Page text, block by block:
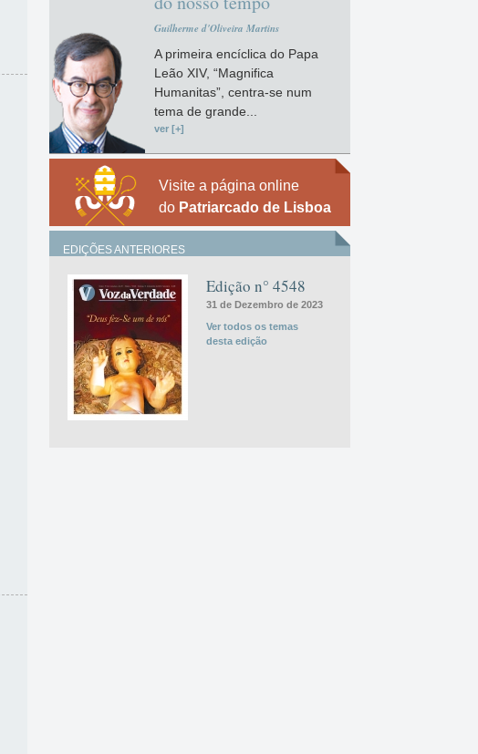
Guilherme d'Oliveira Martins
A primeira encíclica do Papa
Leão XIV, “Magnifica
Humanitas”, centra-se num
tema de grande...
ver [+]
Visite a página online
do Patriarcado de Lisboa
EDIÇÕES ANTERIORES
Edição n° 4548
31 de Dezembro de 2023
Ver todos os temas
desta edição